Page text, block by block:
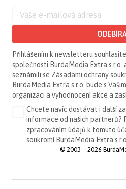
Přihlášením k newsletteru
společnosti BurdaMedia Extra s.r.o.
seznámili se Zásadami ochrany
BurdaMedia Extra s.r.o. bude s
organizaci a vyhodnocení akce a
Chcete navíc dostávat i další
informace od našich partnerů?
zpracováním údajů k tomuto
soukromí BurdaMedia Extra
© 2003—2026